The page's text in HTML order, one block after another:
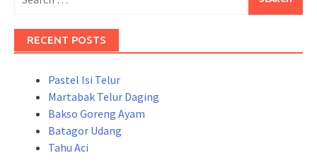
for:
RECENT POSTS
Pastel Isi Telur
Martabak Telur Daging
Bakso Goreng Ayam
Batagor Udang
Tahu Aci